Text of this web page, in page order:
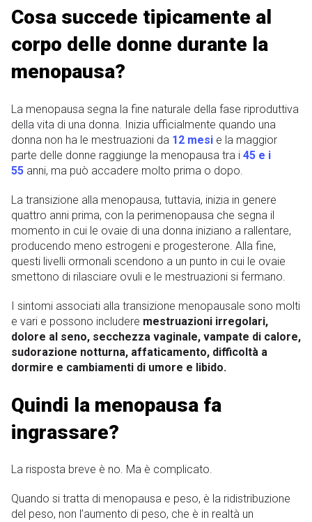
Cosa succede tipicamente al
corpo delle donne durante la
menopausa?
La menopausa segna la fine naturale della fase riproduttiva
della vita di una donna. Inizia ufficialmente quando una
donna non ha le mestruazioni da 12 mesi e la maggior
parte delle donne raggiunge la menopausa tra i 45 e i
55 anni, ma può accadere molto prima o dopo.
La transizione alla menopausa, tuttavia, inizia in genere
quattro anni prima, con la perimenopausa che segna il
momento in cui le ovaie di una donna iniziano a rallentare,
producendo meno estrogeni e progesterone. Alla fine,
questi livelli ormonali scendono a un punto in cui le ovaie
smettono di rilasciare ovuli e le mestruazioni si fermano.
I sintomi associati alla transizione menopausale sono molti
e vari e possono includere mestruazioni irregolari,
dolore al seno, secchezza vaginale, vampate di calore,
sudorazione notturna, affaticamento, difficoltà a
dormire e cambiamenti di umore e libido.
Quindi la menopausa fa
ingrassare?
La risposta breve è no. Ma è complicato.
Quando si tratta di menopausa e peso, è la ridistribuzione
del peso, non l’aumento di peso, che è in realtà un